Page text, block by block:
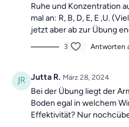
Ruhe und Konzentration
mal an: R, B, D, E, E ,U.
jetzt aber ab zur Übung
3 Antworten
Jutta R. März 28, 2024
Bei der Übung liegt der
Boden egal in welchem
Effektivität? Nur